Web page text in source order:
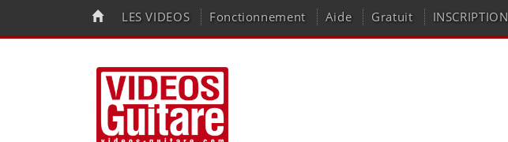
LES VIDEOS Fonctionnement Aide Gratuit INSCRIPTION